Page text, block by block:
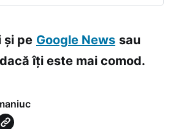
și pe Google News sau
dacă îți este mai comod.